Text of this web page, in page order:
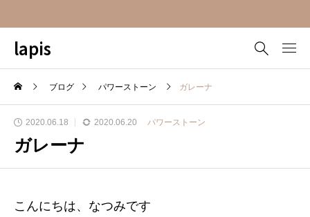
lapis
ブログ パワーストーン ガレーナ
2020.06.18 2020.06.20 パワーストーン
ガレーナ
こんにちは、なつみです